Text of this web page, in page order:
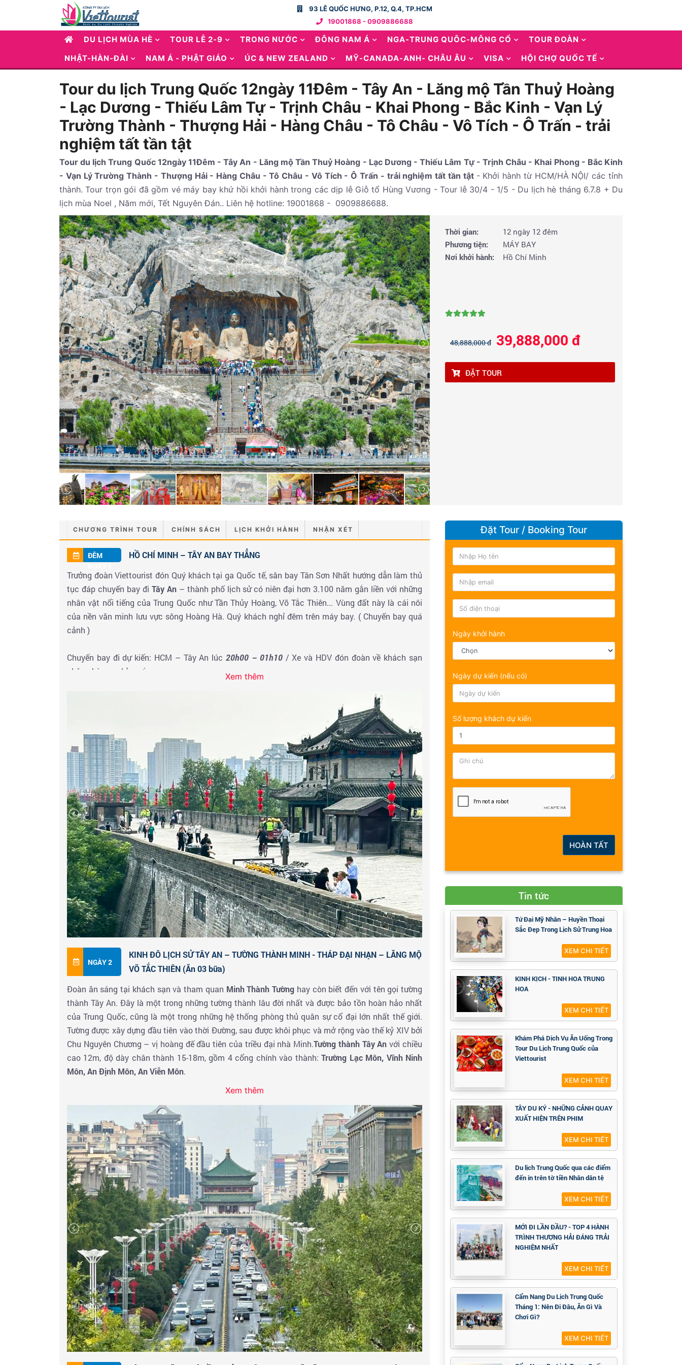
93 LÊ QUỐC HƯNG, P.12, Q.4, TP.HCM
19001868 - 0909886688
DU LỊCH MÙA HÈ TOUR LỄ 2-9 TRONG NƯỚC ĐÔNG NAM Á NGA-TRUNG QUÔC-MÔNG CỔ
TOUR ĐOÀN
NHẬT-HÀN-ĐÀI
NAM Á - PHẬT GIÁO ÚC & NEW ZEALAND MỸ-CANADA-ANH- CHÂU ÂU VISA HỘI CHỢ QUỐC TẾ
Tour du lịch Trung Quốc 12ngày 11Đêm - Tây An - Lăng mộ Tần Thuỷ Hoàng
- Lạc Dương - Thiếu Lâm Tự - Trịnh Châu - Khai Phong - Bắc Kinh - Vạn Lý
Trường Thành - Thượng Hải - Hàng Châu - Tô Châu - Vô Tích - Ô Trấn - trải
nghiệm tất tần tật
Tour du lịch Trung Quốc 12ngày 11Đêm - Tây An - Lăng mộ Tần Thuỷ Hoàng - Lạc Dương - Thiếu Lâm Tự - Trịnh Châu - Khai Phong - Bắc Kinh
- Vạn Lý Trường Thành - Thượng Hải - Hàng Châu - Tô Châu - Vô Tích - Ô Trấn - trải nghiệm tất tần tật - Khởi hành từ HCM/HÀ NỘI/ các tỉnh
thành. Tour trọn gói đã gồm vé máy bay khứ hồi khởi hành trong các dịp lễ Giỗ tổ Hùng Vương - Tour lễ 30/4 - 1/5 - Du lịch hè tháng 6.7.8 + Du
lịch mùa Noel , Năm mới, Tết Nguyên Đán.. Liên hệ hotline: 19001868 - 0909886688.
Thời gian:
12 ngày 12 đêm
Phương tiện:
MÁY BAY
Nơi khởi hành:
Hồ Chí Minh
48,888,000 đ 39,888,000 đ
ĐẶT TOUR
CHƯƠNG TRÌNH TOUR CHÍNH SÁCH LỊCH KHỞI HÀNH NHẬN XÉT
ĐÊM
HỒ CHÍ MINH – TÂY AN BAY THẲNG
Trưởng đoàn Viettourist đón Quý khách tại ga Quốc tế, sân bay Tân Sơn Nhất hướng dẫn làm thủ
tục đáp chuyến bay đi Tây An– thành phố lịch sử có niên đại hơn 3.100 năm gắn liền với những
nhân vật nổi tiếng của Trung Quốc như Tần Thủy Hoàng, Võ Tắc Thiên... Vùng đất này là cái nôi
của nền văn minh lưu vực sông Hoàng Hà. Quý khách nghỉ đêm trên máy bay. ( Chuyến bay quá
cảnh )
Chuyến bay đi dự kiến: HCM – Tây An lúc20h00 – 01h10/ Xe và HDV đón đoàn về khách sạn
nhận phòng nghỉ ngơi
Xem thêm
NGÀY 2
KINH ĐÔ LỊCH SỬ TÂY AN – TƯỜNG THÀNH MINH - THÁP ĐẠI NHẠN – LĂNG MỘ
VÕ TẮC THIÊN (Ăn 03 bữa)
Đoàn ăn sáng tại khách sạn và tham quan Minh Thành Tường hay còn biết đến với tên gọi tường
thành Tây An. Đây là một trong những tường thành lâu đời nhất và được bảo tồn hoàn hảo nhất
của Trung Quốc, cũng là một trong những hệ thống phòng thủ quân sự cổ đại lớn nhất thế giới.
Tường được xây dựng đầu tiên vào thời Đường, sau được khôi phục và mở rộng vào thế kỷ XIV bởi
Chu Nguyên Chương – vị hoàng đế đầu tiên của triều đại nhà Minh.Tường thành Tây An với chiều
cao 12m, độ dày chân thành 15-18m, gồm 4 cổng chính vào thành:Trường Lạc Môn, Vĩnh Ninh
Môn, An Định Môn, An Viễn Môn.
hơn 1.300 năm vào thời nhà Đường dùng để lưu trữ những bản dịch kinh Phật của nhà sư Đường
Huyền Trang. Tòa tháp hiện có 7 tầng với chiều cao 64.5m được thiết kế hình nón vuông với cấu
trúc phân tầng đặc biệt, từ trên đỉnh có thể nhìn bao quát thành phố Tây An. Mặt trước là bức
tượng thầy Đường Tăng, mặt sau là quảng trường Bắc, nơi có đài phun nước lớn và nhiều tác
phẩm điêu khắc.Lầu Chuông Tây An (Chung Cổ Lâu).
+ Sau bữa trưa, đoàn khởi hành đi tham quan :
-Lăng mộ Võ Tắc Thiên - Nơi an nghỉ của Võ Tắc Thiên và Hoàng đế Đường Cao Tông toạ lạc trên
đỉnh núi Lương Sơn, nay trở thành công trình kiến trúc nổi tiếng thuộc huyện Càn, tỉnh Thiểm Tây,
Trung Quốc. Càn Lăng được xây dựng từ năm 684 và phải xây ròng rã trong suốt 23 năm sau mới
hoàn thành. Nằm cách thành phố Tây An khoảng 85 km tại kinh đô Trường An xưa của nhà Đường.
Quý khách được tìm hiểu và khám phá về nhiều giai thoại bí ẩn lăng mộ Nữ đế Võ Tắc Thiên, với
gần 20 lượt xâm lăng trong hơn một thiên niên kỷ qua và không lần nào thành công...
-Công viên Côn Minh Trì - Một địa danh nổi tiếng ở Tây An. Ở đây có một tác phẩm điêu khắc
khổng lồ về thuyền nhà Hán, Hán Vũ Đế đứng trên chiếc thuyền khổng lồ hùng mạnh nằm ở quảng
trường. Nơi đây từng là căn cứ để Hoàng đế nhà Hán huấn luyện lực lượng hải quân. Hiện nay, hồ
này là hồ đô thị lớn nhất ở Tây An...Quý khách còn có thể tìm thấy nhiều tác phẩm điêu khắc tuyệt
đẹp khác và đi dạo dọc theo hồ công viên
Xem thêm
Đặt Tour / Booking Tour
Ngày khởi hành
Ngày dự kiến (nếu có)
Số lượng khách dự kiến
HOÀN TẤT
Tin tức
Tứ Đại Mỹ Nhân – Huyền Thoại
Sắc Đẹp Trong Lịch Sử Trung Hoa
XEM CHI TIẾT
KINH KỊCH - TINH HOA TRUNG
HOA
XEM CHI TIẾT
Khám Phá Dịch Vụ Ăn Uống Trong
Tour Du Lịch Trung Quốc của
Viettourist
XEM CHI TIẾT
TÂY DU KÝ - NHỮNG CẢNH QUAY
XUẤT HIỆN TRÊN PHIM
XEM CHI TIẾT
Du lịch Trung Quốc qua các điểm
đến in trên tờ tiền Nhân dân tệ
XEM CHI TIẾT
MỚI ĐI LẦN ĐẦU? - TOP 4 HÀNH
TRÌNH THƯỢNG HẢI ĐÁNG TRẢI
NGHIỆM NHẤT
XEM CHI TIẾT
Cẩm Nang Du Lịch Trung Quốc
Tháng 1: Nên Đi Đâu, Ăn Gì Và
Chơi Gì?
XEM CHI TIẾT